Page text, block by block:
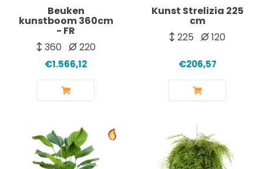
Beuken
kunstboom 360cm
- FR
360
220
€1.566,12
Kunst Strelizia 225
cm
225
120
€206,57